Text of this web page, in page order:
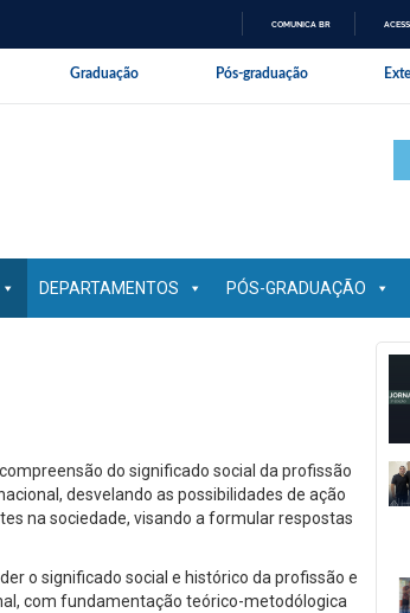
CONTEÚDO
COMUNICA BR
Federal Rural
Graduação Pós-graduação
DEPARTAMENTOS PÓS-GRADUAÇÃO
do significado social da profissão
desvelando as possibilidades de ação
na sociedade, visando a formular respostas
o significado social e histórico da profissão e
com fundamentação teórico-metodólogica